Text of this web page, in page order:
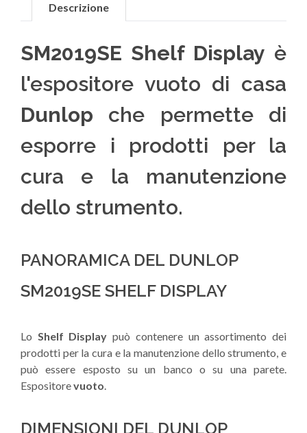
Descrizione
SM2019SE Shelf Display è
l'espositore vuoto di casa
Dunlop che permette di
esporre i prodotti per la
cura e la manutenzione
dello strumento.
PANORAMICA DEL DUNLOP
SM2019SE SHELF DISPLAY
Lo Shelf Display può contenere un assortimento dei
prodotti per la cura e la manutenzione dello strumento, e
può essere esposto su un banco o su una parete.
Espositorevuoto.
DIMENSIONI DEL DUNLOP